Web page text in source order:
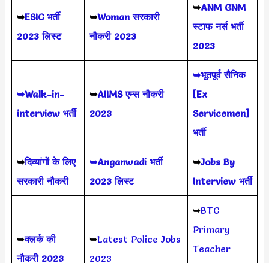
➥ESIC भर्ती
2023 लिस्ट
➥Woman सरकारी
नौकरी 2023
➥ANM GNM
स्टाफ नर्स भर्ती
2023
➥Walk-in-
interview भर्ती
➥AIIMS एम्स नौकरी
2023
➥भूतपूर्व सैनिक
[Ex
Servicemen]
भर्ती
➥दिव्यांगों के लिए
सरकारी नौकरी
➥Anganwadi भर्ती
2023 लिस्ट
➥Jobs By
Interview भर्ती
➥क्लर्क की
नौकरी 2023
➥Latest Police Jobs
2023
➥BTC
Primary
Teacher